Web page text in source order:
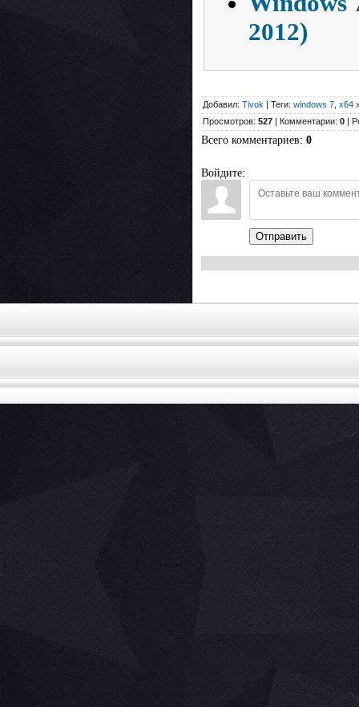
2012)
Добавил: Tivok | Теги: windows 7 x64
Просмотров: 527 | Комментарии: 0 |
Всего комментариев: 0
Войдите:
Отправить